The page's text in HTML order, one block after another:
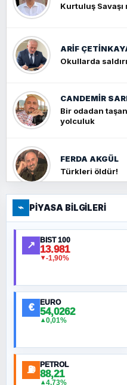
Kurtuluş Savaşı
ARIF
Okullarda
CANDEMIR
Bir odadan
yolculuk
FERDA AKGÜL
Türkleri öldür!
FERHAT
Ankara Zirvesi:
Ortadoğu
MURAT ÖZKAN
NURETTIN
⌁ PIYASA BILGILERI
↗ BIST 100
13.981
▼-1,90%
€ EURO
54,0262
▲0,01%
⛽ PETROL
88,21
▲4,73%